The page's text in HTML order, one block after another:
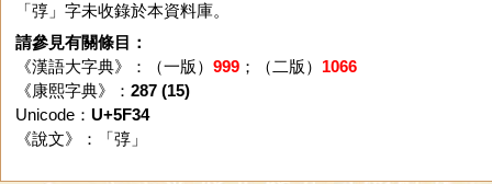
「弴」字未收錄於本資料庫。
請參見有關條目：
《漢語大字典》：（一版） 999；（二版） 1066
《康熙字典》： 287 (15)
Unicode： U+5F34
《說文》：「 弴」